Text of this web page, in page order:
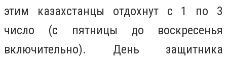
этим казахстанцы отдохнут c 1 по 3
число (с пятницы до воскресенья
включительно). День защитника